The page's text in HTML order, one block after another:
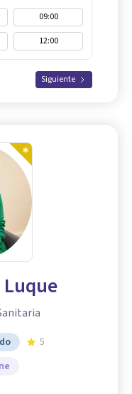
09:00
12:00
Siguiente
Luque
5